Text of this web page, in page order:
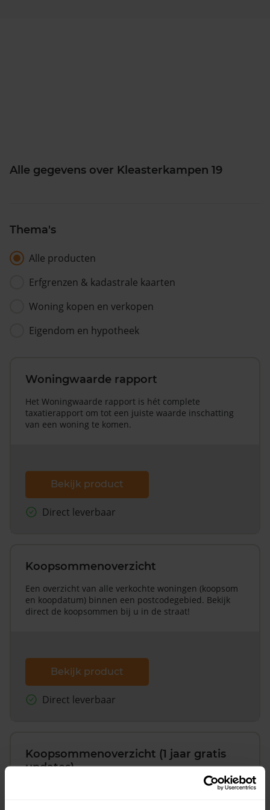
Alle gegevens over Kleasterkampen 19
Thema's
Alle producten
Erfgrenzen & kadastrale kaarten
Woning kopen en verkopen
Eigendom en hypotheek
Woningwaarde rapport
Het Woningwaarde rapport is hét complete
taxatierapport om tot een juiste waarde inschatting
van een woning te komen.
Bekijk product
Direct leverbaar
Koopsommenoverzicht
Een overzicht van alle verkochte woningen (koopsom
en koopdatum) binnen een postcodegebied. Bekijk
direct de koopsommen bij u in de straat!
Bekijk product
Direct leverbaar
Koopsommenoverzicht (1 jaar gratis
updates)